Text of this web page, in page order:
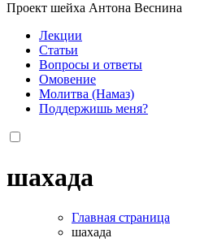
Проект шейха Антона Веснина
Лекции
Статьи
Вопросы и ответы
Омовение
Молитва (Намаз)
Поддержишь меня?
шахада
Главная страница
шахада